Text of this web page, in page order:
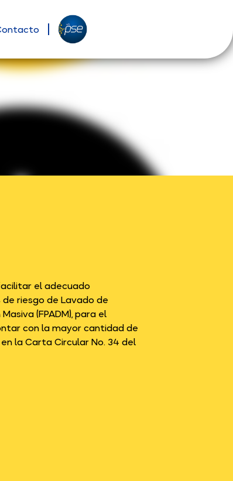
el adecuado
riesgo de Lavado de
(FPADM), para el
con la mayor cantidad de
la Carta Circular No. 34 del